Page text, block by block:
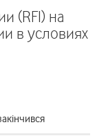
(RFI) на
в условиях